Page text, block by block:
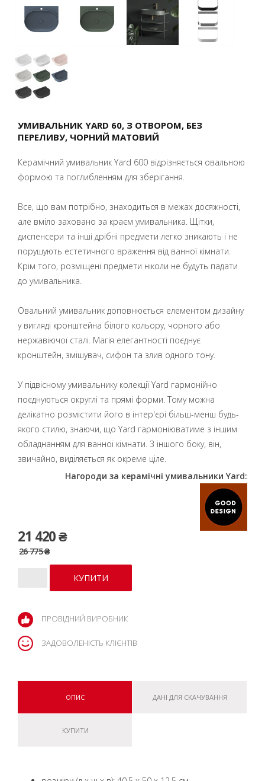
УМИВАЛЬНИК YARD 60, З ОТВОРОМ, БЕЗ
ПЕРЕЛИВУ, ЧОРНИЙ МАТОВИЙ
Керамічний умивальник Yard 600 відрізняється овальною
формою та поглибленням для зберігання.
Все, що вам потрібно, знаходиться в межах досяжності,
але вміло заховано за краєм умивальника. Щітки,
диспенсери та інші дрібні предмети легко зникають і не
порушують естетичного враження від ванної кімнати.
Крім того, розміщені предмети ніколи не будуть падати
до умивальника.
Овальний умивальник доповнюється елементом дизайну
у вигляді кронштейна білого кольору, чорного або
нержавіючої сталі. Магія елегантності поєднує
кронштейн, змішувач, сифон та злив одного тону.
У підвісному умивальнику колекції Yard гармонійно
поєднуються округлі та прямі форми. Тому можна
делікатно розмістити його в інтер'єрі більш-менш будь-
якого стилю, знаючи, що Yard гармоніюватиме з іншим
обладнанням для ванної кімнати. З іншого боку, він,
звичайно, виділяється як окреме ціле.
Нагороди за керамічні умивальники Yard:
21 420 ₴
26 775 ₴
ПРОВІДНИЙ ВИРОБНИК
ЗАДОВОЛЕНІСТЬ КЛІЄНТІВ
ОПИС ДАНІ ДЛЯ СКАЧУВАННЯ
КУПИТИ